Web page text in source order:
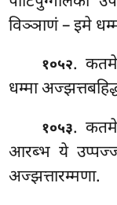
विञ्ञाणं – इमे
१०५२. कतमे
धम्मा
१०५३. कतमे
आरब्भ ये
अज्झत्तारम्मणा.